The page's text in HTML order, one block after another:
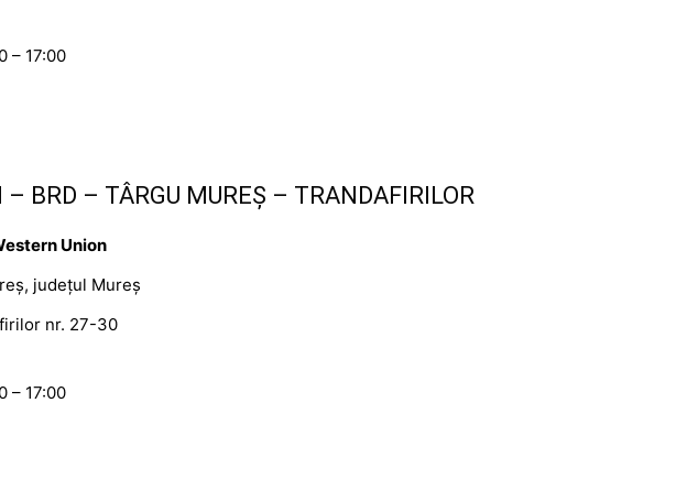
– 17:00
– BRD – TÂRGU MUREȘ – TRANDAFIRILOR
Union
județul Mureș
nr. 27-30
– 17:00